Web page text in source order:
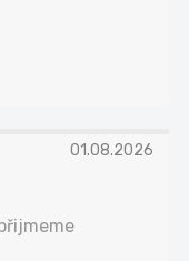
01.08.2026